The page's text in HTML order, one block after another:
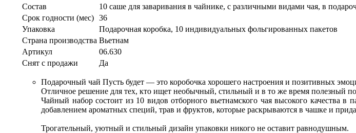
Состав
10 саше для заваривания в чайнике, с различными видами чая, в
Срок годности (мес) 36
Упаковка
Подарочная коробка, 10 индивидуальных фольгированных пакетов
Страна производства Вьетнам
Артикул
06.630
Снят с продажи
Да
Подарочный чай Пусть будет — это коробочка хорошего настроения и позитивных
Отличное решение для тех, кто ищет необычный, стильный и в то же время полезный
Чайный набор состоит из 10 видов отборного вьетнамского чая высокого качества
добавлением ароматных специй, трав и фруктов, которые раскрываются в чашке и
Трогательный, уютный и стильный дизайн упаковки никого не оставит равнодушным.